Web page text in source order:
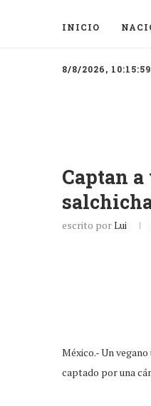
INICIO
8/8/2026,
Captan
escrito porLui
México.- Un
captado por una